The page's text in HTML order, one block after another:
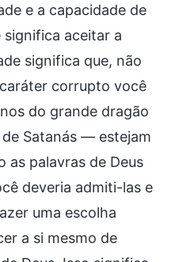
e a capacidade de
significa aceitar a
significa que, não
corrupto você
do grande dragão
Satanás — estejam
as palavras de Deus
deveria admiti-las e
uma escolha
a si mesmo de